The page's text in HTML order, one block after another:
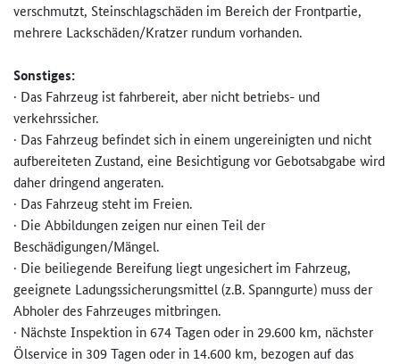
verschmutzt, Steinschlagschäden im Bereich der Frontpartie,
mehrere Lackschäden/Kratzer rundum vorhanden.
Sonstiges:
· Das Fahrzeug ist fahrbereit, aber nicht betriebs- und
verkehrssicher.
· Das Fahrzeug befindet sich in einem ungereinigten und nicht
aufbereiteten Zustand, eine Besichtigung vor Gebotsabgabe wird
daher dringend angeraten.
· Das Fahrzeug steht im Freien.
· Die Abbildungen zeigen nur einen Teil der
Beschädigungen/Mängel.
· Die beiliegende Bereifung liegt ungesichert im Fahrzeug,
geeignete Ladungssicherungsmittel (z.B. Spanngurte) muss der
Abholer des Fahrzeuges mitbringen.
· Nächste Inspektion in 674 Tagen oder in 29.600 km, nächster
Ölservice in 309 Tagen oder in 14.600 km, bezogen auf das